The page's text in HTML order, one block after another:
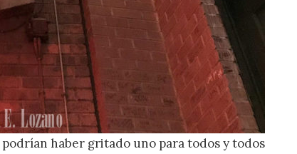
haber gritado uno para todos y todos